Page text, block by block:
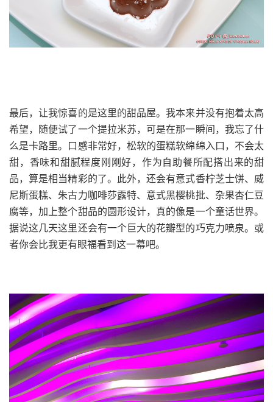
最后，让我惊喜的是这里的甜品屋。我本来并没有抱着太高
希望，随便试了一个提拉米苏，可是在那一瞬间，我忘了什
么是卡路里。口感非常好，松软的蛋糕软绵绵入口，不会太
甜，香味和甜腻程度刚刚好，作为自助餐所配搭出来的甜
品，算是相当精彩的了。此外，还会有意式香柠芝士饼、威
尼斯蛋糕、朱古力咖啡莎露特、意式黑樱桃批、杂果杏仁豆
腐等，加上整个甜品的圆形设计，真的像是一个童话世界。
据说这几天这里还会有一个巨大的花瓣型的巧克力喷泉。或
者你会比我更有眼福看到这一幕吧。